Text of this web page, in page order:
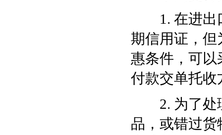
1. 在进出口
期信用证 ，
惠条件，可以
付款交单托收
2. 为了处理
品，或错过